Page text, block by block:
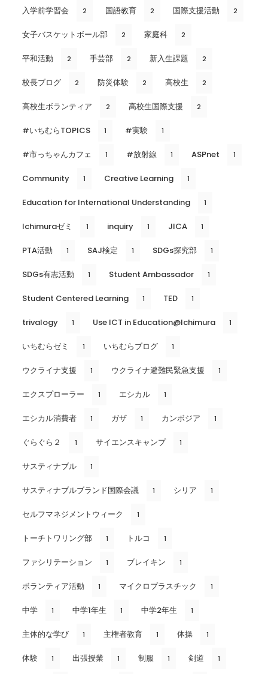
入学前学習会 2 国語教育 2 国際支援活動 2
女子バスケットボール部 2 家庭科 2
平和活動 2 手芸部 2 新入生課題 2
校長ブログ 2 防災体験 2 高校生 2
高校生ボランティア 2 高校生国際支援 2
#いちむらTOPICS 1 #実験 1
#市っちゃんカフェ 1 #放射線 1 ASPnet 1
Community 1 Creative Learning 1
Education for International Understanding 1
Ichimuraゼミ 1 inquiry 1 JICA 1
PTA活動 1 SAJ検定 1 SDGs探究部 1
SDGs有志活動 1 Student Ambassador 1
Student Centered Learning 1 TED 1
trivalogy 1 Use ICT in Education@Ichimura 1
いちむらゼミ 1 いちむらブログ 1
ウクライナ支援 1 ウクライナ避難民緊急支援 1
エクスプローラー 1 エシカル 1
エシカル消費者 1 ガザ 1 カンボジア 1
ぐらぐら２ 1 サイエンスキャンプ 1
サスティナブル 1
サスティナブルブランド国際会議 1 シリア 1
セルフマネジメントウィーク 1
トーチトワリング部 1 トルコ 1
ファシリテーション 1 ブレイキン 1
ボランティア活動 1 マイクロプラスチック 1
中学 1 中学1年生 1 中学2年生 1
主体的な学び 1 主権者教育 1 体操 1
体験 1 出張授業 1 制服 1 剣道 1